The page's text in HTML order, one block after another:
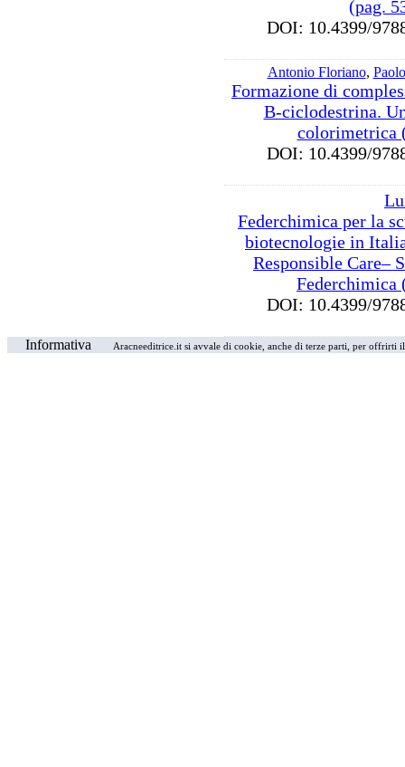
(pag.
DOI: 10.4399/
Antonio Floriano,
Formazione di
B-ciclodestrina.
colorimetrica
DOI: 10.4399/
Federchimica per la
biotecnologie in
Responsible Care–
Federchimica
DOI: 10.4399/
Informativa Aracneeditrice.it si avvale di cookie, anche di terze parti, per